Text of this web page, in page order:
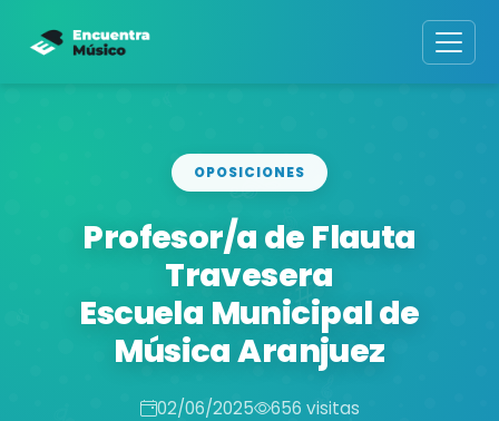
OPOSICIONES
Profesor/a de Flauta
Travesera
Escuela Municipal de
Música Aranjuez
02/06/2025 656 visitas